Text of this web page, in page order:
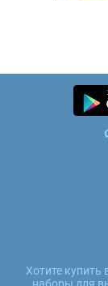
Хотите купить